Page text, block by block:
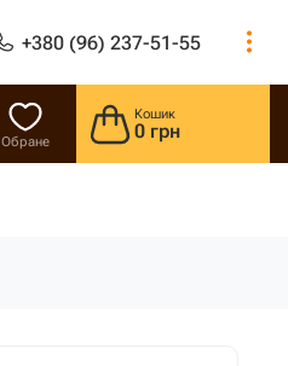
+380 (96) 237-51-55
Обране
Кошик
0 грн